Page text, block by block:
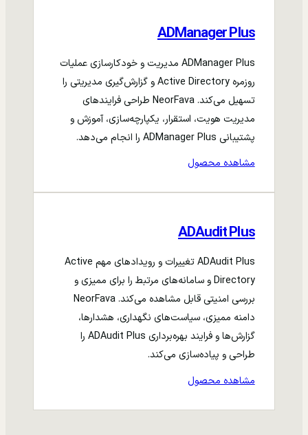
ADManager Plus
ADManager Plus مدیریت و خودکارسازی عملیات
روزمره Active Directory و گزارش‌گیری مدیریتی را
تسهیل می‌کند. NeorFava طراحی فرایندهای
مدیریت هویت، استقرار، یکپارچه‌سازی، آموزش و
پشتیبانی ADManager Plus را انجام می‌دهد.
مشاهده محصول
ADAudit Plus
ADAudit Plus تغییرات و رویدادهای مهم Active
Directory و سامانه‌های مرتبط را برای ممیزی و
بررسی امنیتی قابل مشاهده می‌کند. NeorFava
دامنه ممیزی، سیاست‌های نگهداری، هشدارها،
گزارش‌ها و فرایند بهره‌برداری ADAudit Plus را
طراحی و پیاده‌سازی می‌کند.
مشاهده محصول